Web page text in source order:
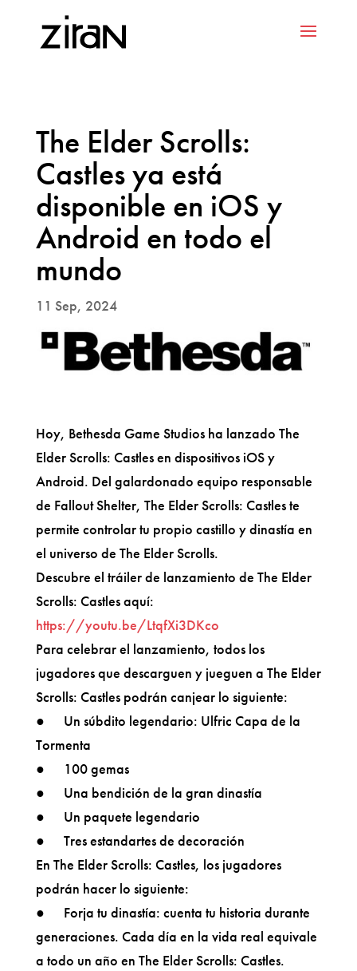
The Elder Scrolls:
Castles ya está
disponible en iOS y
Android en todo el
mundo
11 Sep, 2024
Hoy, Bethesda Game Studios ha lanzado The
Elder Scrolls: Castles en dispositivos iOS y
Android. Del galardonado equipo responsable
de Fallout Shelter, The Elder Scrolls: Castles te
permite controlar tu propio castillo y dinastía en
el universo de The Elder Scrolls.
Descubre el tráiler de lanzamiento de The Elder
Scrolls: Castles aquí:
https://youtu.be/LtqfXi3DKco
Para celebrar el lanzamiento, todos los
jugadores que descarguen y jueguen a The Elder
Scrolls: Castles podrán canjear lo siguiente:
● Un súbdito legendario: Ulfric Capa de la
Tormenta
● 100 gemas
● Una bendición de la gran dinastía
● Un paquete legendario
● Tres estandartes de decoración
En The Elder Scrolls: Castles, los jugadores
podrán hacer lo siguiente:
● Forja tu dinastía: cuenta tu historia durante
generaciones. Cada día en la vida real equivale
a todo un año en The Elder Scrolls: Castles.